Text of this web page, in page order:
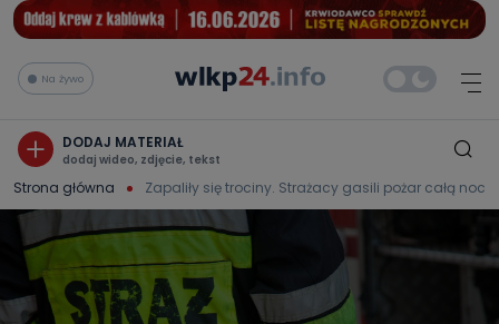
Na żywo
DODAJ MATERIAŁ
dodaj wideo, zdjęcie, tekst
Strona główna Zapaliły się trociny. Strażacy gasili pożar całą noc